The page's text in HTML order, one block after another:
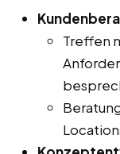
Treffen